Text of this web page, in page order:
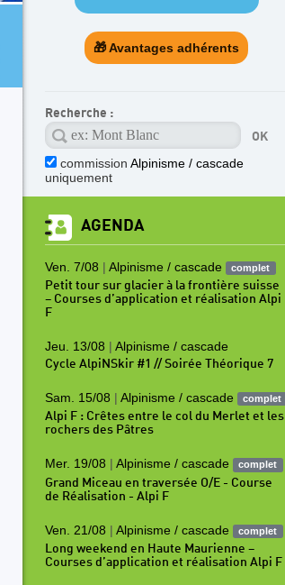
🎁 Avantages adhérents
Recherche :
commission Alpinisme / cascade
uniquement
AGENDA
Ven. 7/08 | Alpinisme / cascade complet
Petit tour sur glacier à la frontière suisse
– Courses d’application et réalisation Alpi
F
Jeu. 13/08 | Alpinisme / cascade
Cycle AlpiNSkir #1 // Soirée Théorique 7
Sam. 15/08 | Alpinisme / cascade complet
Alpi F : Crêtes entre le col du Merlet et les
rochers des Pâtres
Mer. 19/08 | Alpinisme / cascade complet
Grand Miceau en traversée O/E - Course
de Réalisation - Alpi F
Ven. 21/08 | Alpinisme / cascade complet
Long weekend en Haute Maurienne –
Courses d’application et réalisation Alpi F